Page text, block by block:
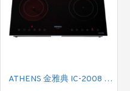
ATHENS 金雅典 IC-2008 雙頭電磁/電陶二合一